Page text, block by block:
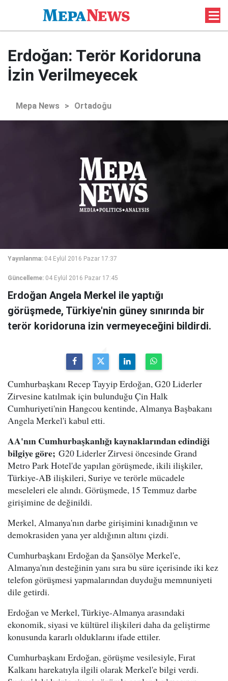
Erdoğan: Terör Koridoruna
İzin Verilmeyecek
Mepa News > Ortadoğu
Yayınlanma: 04 Eylül 2016 Pazar 17:37
Güncelleme: 04 Eylül 2016 Pazar 17:45
Erdoğan Angela Merkel ile yaptığı
görüşmede, Türkiye'nin güney sınırında bir
terör koridoruna izin vermeyeceğini bildirdi.
Cumhurbaşkanı Recep Tayyip Erdoğan, G20 Liderler
Zirvesine katılmak için bulunduğu Çin Halk
Cumhuriyeti'nin Hangcou kentinde, Almanya Başbakanı
Angela Merkel'i kabul etti.
AA'nın Cumhurbaşkanlığı kaynaklarından edindiği
bilgiye göre; G20 Liderler Zirvesi öncesinde Grand
Metro Park Hotel'de yapılan görüşmede, ikili ilişkiler,
Türkiye-AB ilişkileri, Suriye ve terörle mücadele
meseleleri ele alındı. Görüşmede, 15 Temmuz darbe
girişimine de değinildi.
Merkel, Almanya'nın darbe girişimini kınadığının ve
demokrasiden yana yer aldığının altını çizdi.
Cumhurbaşkanı Erdoğan da Şansölye Merkel'e,
Almanya'nın desteğinin yanı sıra bu süre içerisinde iki kez
telefon görüşmesi yapmalarından duyduğu memnuniyeti
dile getirdi.
Erdoğan ve Merkel, Türkiye-Almanya arasındaki
ekonomik, siyasi ve kültürel ilişkileri daha da geliştirme
konusunda kararlı olduklarını ifade ettiler.
Cumhurbaşkanı Erdoğan, görüşme vesilesiyle, Fırat
Kalkanı harekatıyla ilgili olarak Merkel'e bilgi verdi.